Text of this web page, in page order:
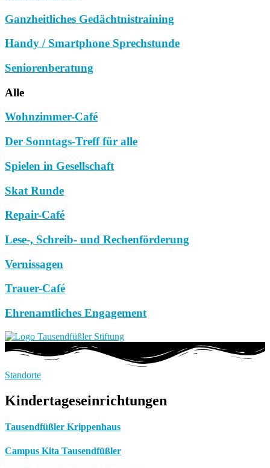
Ganzheitliches Gedächtnistraining
Handy / Smartphone Sprechstunde
Seniorenberatung
Alle
Wohnzimmer-Café
Der Sonntags-Treff für alle
Spielen in Gesellschaft
Skat Runde
Repair-Café
Lese-, Schreib- und Rechenförderung
Vernissagen
Trauer-Café
Ehrenamtliches Engagement
Standorte
Kindertageseinrichtungen
Tausendfüßler Krippenhaus
Campus Kita Tausendfüßler